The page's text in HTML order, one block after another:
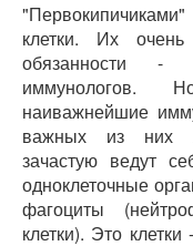
клетки. Их
обязанности -
иммунологов.
наиважнейшие
важных из них
зачастую ведут
одноклеточные
фагоциты
клетки). Это